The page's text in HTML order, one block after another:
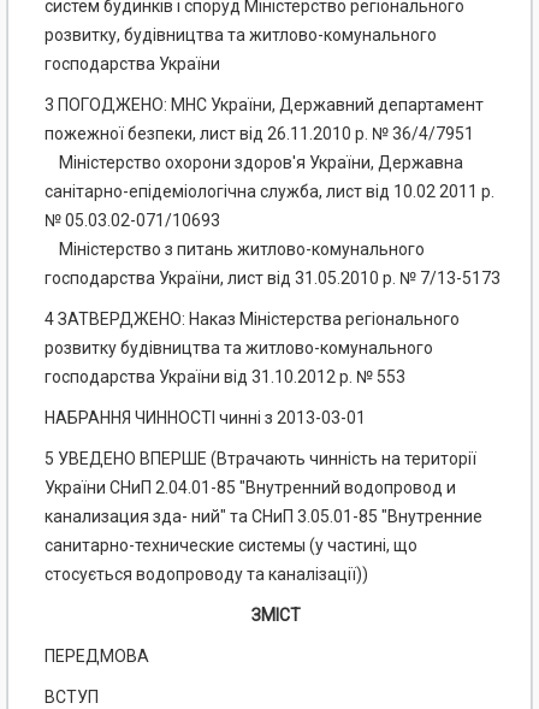
систем будинків і споруд Міністерство регіонального
розвитку, будівництва та житлово-комунального
господарства України
3 ПОГОДЖЕНО: МНС України, Державний департамент
пожежної безпеки, лист від 26.11.2010 р. № 36/4/7951
Міністерство охорони здоров'я України, Державна
санітарно-епідеміологічна служба, лист від 10.02 2011 р.
№ 05.03.02-071/10693
Міністерство з питань житлово-комунального
господарства України, лист від 31.05.2010 р. № 7/13-5173
4 ЗАТВЕРДЖЕНО: Наказ Міністерства регіонального
розвитку будівництва та житлово-комунального
господарства України від 31.10.2012 р. № 553
НАБРАННЯ ЧИННОСТІ чинні з 2013-03-01
5 УВЕДЕНО ВПЕРШЕ (Втрачають чинність на території
України СНиП 2.04.01-85 "Внутренний водопровод и
канализация зда- ний" та СНиП 3.05.01-85 "Внутренние
санитарно-технические системы (у частині, що
стосується водопроводу та каналізації))
ЗМІСТ
ПЕРЕДМОВА
ВСТУП